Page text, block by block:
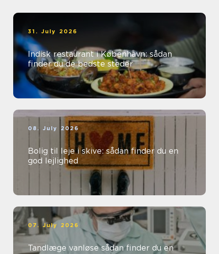
31. July 2026
Indisk restaurant i København: sådan
finder du de bedste steder
08. July 2026
Bolig til leje i skive: sådan finder du en
god lejlighed
07. July 2026
Tandlæge vanløse sådan finder du en